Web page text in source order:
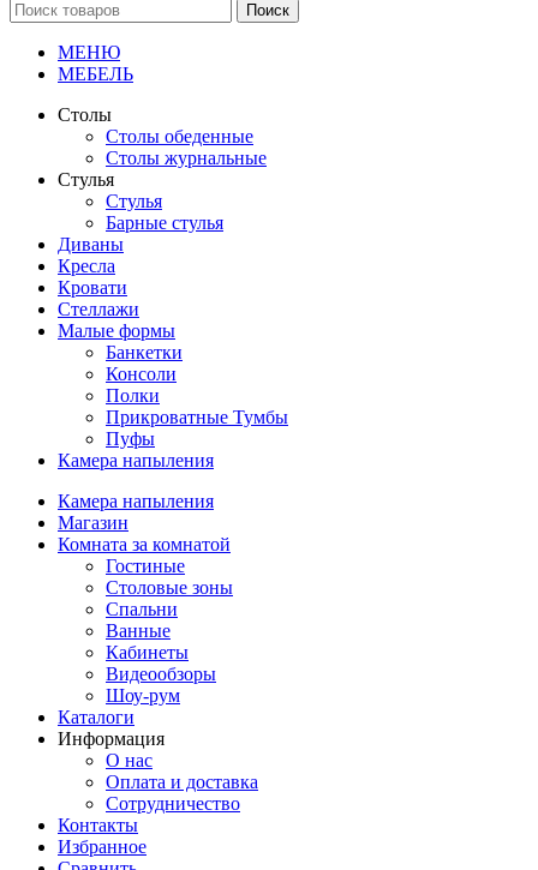
Поиск
МЕНЮ
МЕБЕЛЬ
Столы
Столы обеденные
Столы журнальные
Стулья
Стулья
Барные стулья
Диваны
Кресла
Кровати
Стеллажи
Малые формы
Банкетки
Консоли
Полки
Прикроватные Тумбы
Пуфы
Камера напыления
Камера напыления
Магазин
Комната за комнатой
Гостиные
Столовые зоны
Спальни
Ванные
Кабинеты
Видеообзоры
Шоу-рум
Каталоги
Информация
О нас
Оплата и доставка
Сотрудничество
Контакты
Избранное